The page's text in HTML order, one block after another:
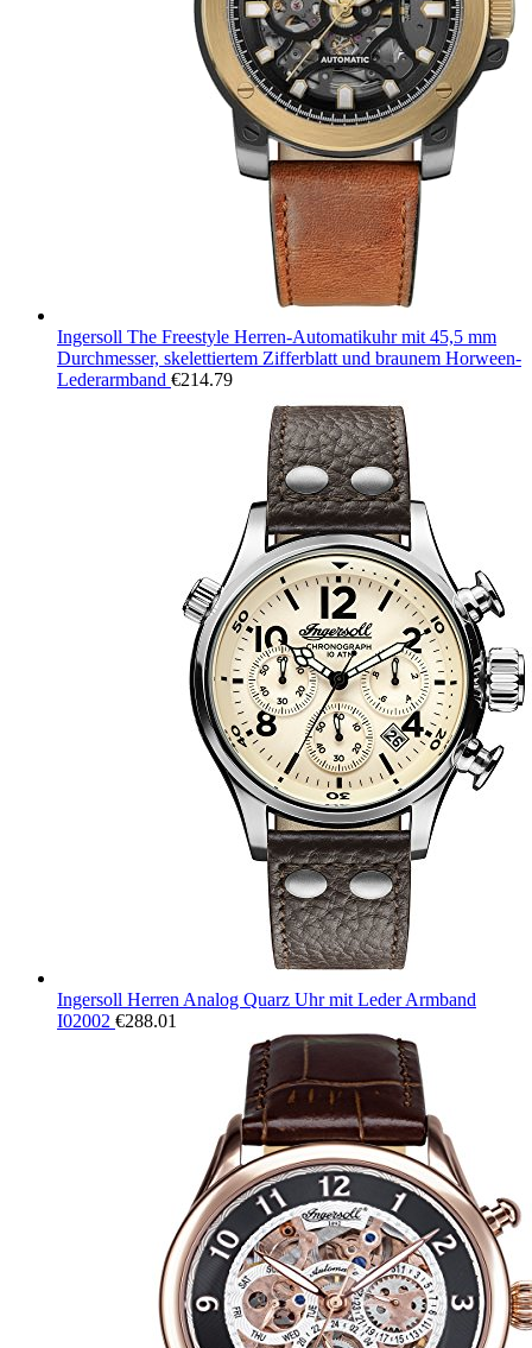
Ingersoll The Freestyle Herren-Automatikuhr mit 45,5 mm
Durchmesser, skelettiertem Zifferblatt und braunem Horween-
Lederarmband €214.79
Ingersoll Herren Analog Quarz Uhr mit Leder Armband
I02002 €288.01